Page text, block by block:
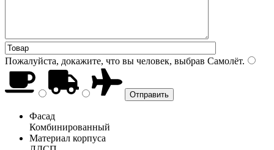
Пожалуйста, докажите, что вы человек, выбрав Самолёт.
Фасад
Комбинированный
Материал корпуса